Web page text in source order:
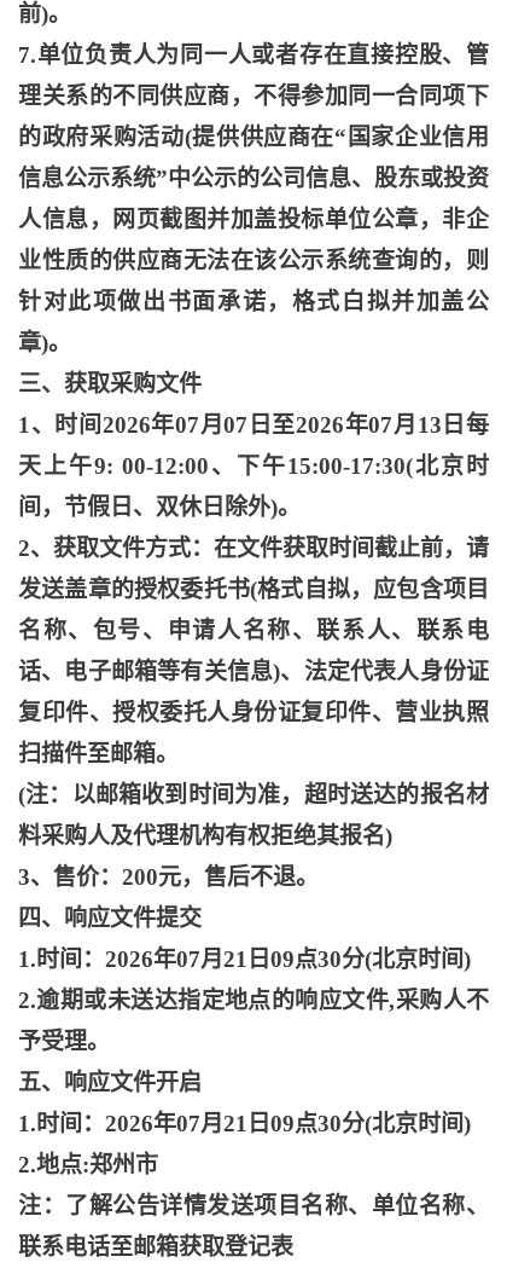
前)。
7.单位负责人为同一人或者存在直接控股、管
理关系的不同供应商，不得参加同一合同项下
的政府采购活动(提供供应商在“国家企业信用
信息公示系统”中公示的公司信息、股东或投资
人信息，网页截图并加盖投标单位公章，非企
业性质的供应商无法在该公示系统查询的，则
针对此项做出书面承诺，格式白拟并加盖公
章)。
三、获取采购文件
1、时间2026年07月07日至2026年07月13日每
天上午9: 00-12:00、下午15:00-17:30(北京时
间，节假日、双休日除外)。
2、获取文件方式：在文件获取时间截止前，请
发送盖章的授权委托书(格式自拟，应包含项目
名称、包号、申请人名称、联系人、联系电
话、电子邮箱等有关信息)、法定代表人身份证
复印件、授权委托人身份证复印件、营业执照
扫描件至邮箱。
(注：以邮箱收到时间为准，超时送达的报名材
料采购人及代理机构有权拒绝其报名)
3、售价：200元，售后不退。
四、响应文件提交
1.时间：2026年07月21日09点30分(北京时间)
2.逾期或未送达指定地点的响应文件,采购人不
予受理。
五、响应文件开启
1.时间：2026年07月21日09点30分(北京时间)
2.地点:郑州市
注：了解公告详情发送项目名称、单位名称、
联系电话至邮箱获取登记表